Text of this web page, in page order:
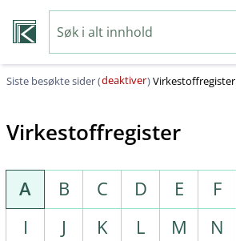
Siste besøkte sider (deaktiver)Virkestoffregister
Virkestoffregister
A B C D E F
I
J K L M N